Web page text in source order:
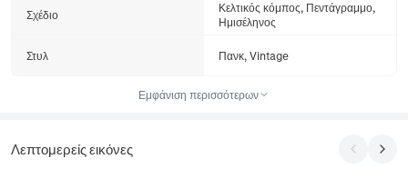
Σχέδιο
Κελτικός κόμπος, Πεντάγραμμο,
Ημισέληνος
Στυλ Πανκ, Vintage
Εμφάνιση περισσότερων
Λεπτομερείς εικόνες